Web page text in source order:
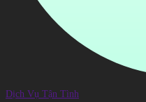
Dịch Vụ Tận Tình